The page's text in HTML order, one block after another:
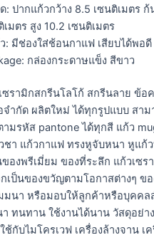
: ปากแก้วกว้าง 8.5 เซนติเมตร ก้
เมตร สูง 10.2 เซนติเมตร
: มีช่องใส่ช้อนกาแฟ เสียบได้พอดี
กล่องกระดาษแข็ง สีขาว
ซรามิกสกรีนโลโก้ สกรีนลาย ข้อ
จำกัด ผลิตใหม่ ได้ทุกรูปแบบ สา
มรหัส pantone ได้ทุกสี แก้ว
ชา แก้วกาแฟ ทรงหูจับหนา หูแก้
ของพรีเมี่ยม ของที่ระลึก แก้วเซ
เป็นของขวัญตามโอกาสต่างๆ ข
มนา หรือมอบให้ลูกค้าหรือบุคค
ทนทาน ใช้งานได้นาน วัสดุอย่า
ช้กับไมโครเวฟ เครื่องล้างจาน เ